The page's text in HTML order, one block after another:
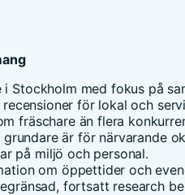
Stockholm med fokus på
för lokal och
fräschare än flera
är för närvarande
på miljö och personal.
om öppettider och
fortsatt research